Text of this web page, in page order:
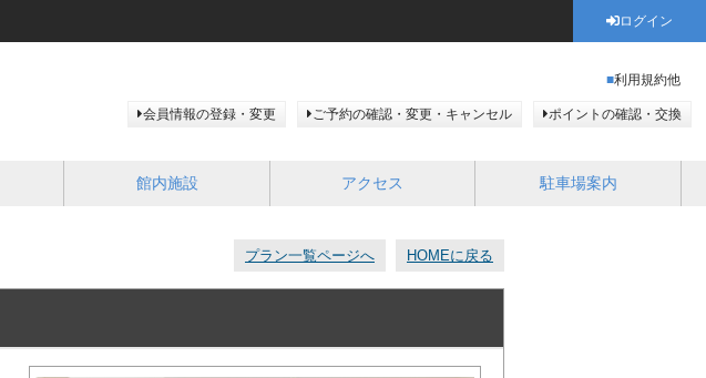
ログイン
利用規約他
会員情報の登録・変更 ご予約の確認・変更・キャンセル ポイントの確認・交換
館内施設 アクセス 駐車場案内
プラン一覧ページへ HOMEに戻る